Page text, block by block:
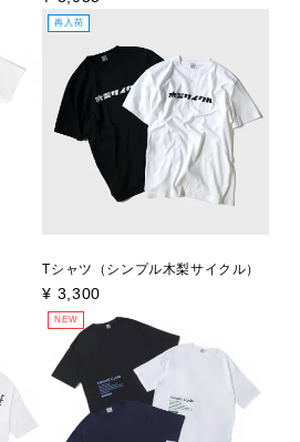
再入荷
Tシャツ（シンプル木梨サイクル）
¥ 3,300
NEW